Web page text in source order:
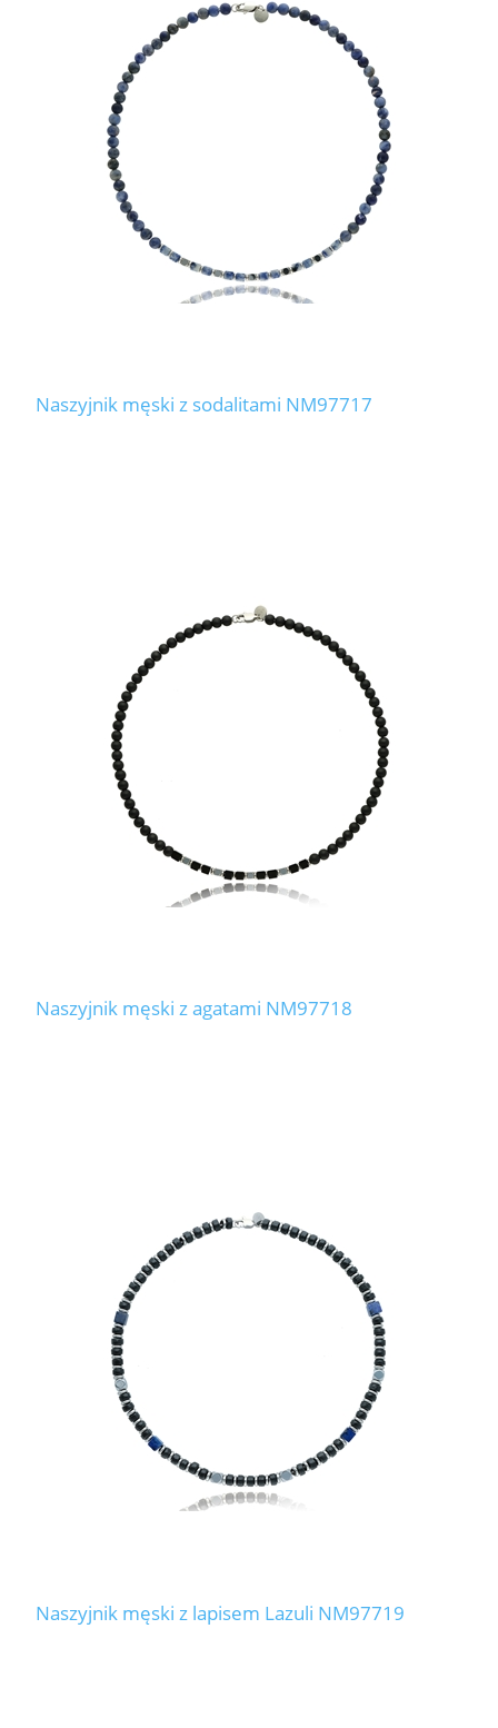
Naszyjnik męski z sodalitami NM97717
Naszyjnik męski z agatami NM97718
Naszyjnik męski z lapisem Lazuli NM97719